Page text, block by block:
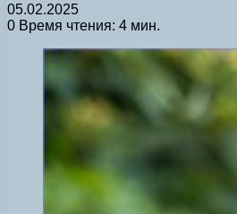
05.02.2025
0 Время чтения: 4 мин.